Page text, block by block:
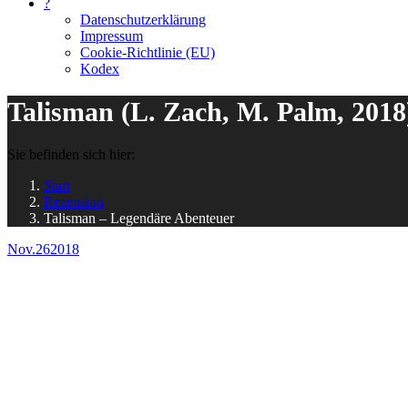
?
Datenschutzerklärung
Impressum
Cookie-Richtlinie (EU)
Kodex
Talisman (L. Zach, M. Palm,
Sie befinden sich hier:
Start
Rezension
Talisman – Legendäre Abenteuer
Nov.262018